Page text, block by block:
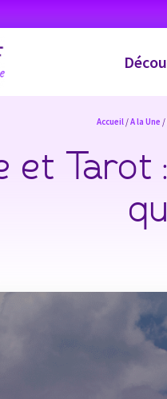
Accueil /A la Une /
et